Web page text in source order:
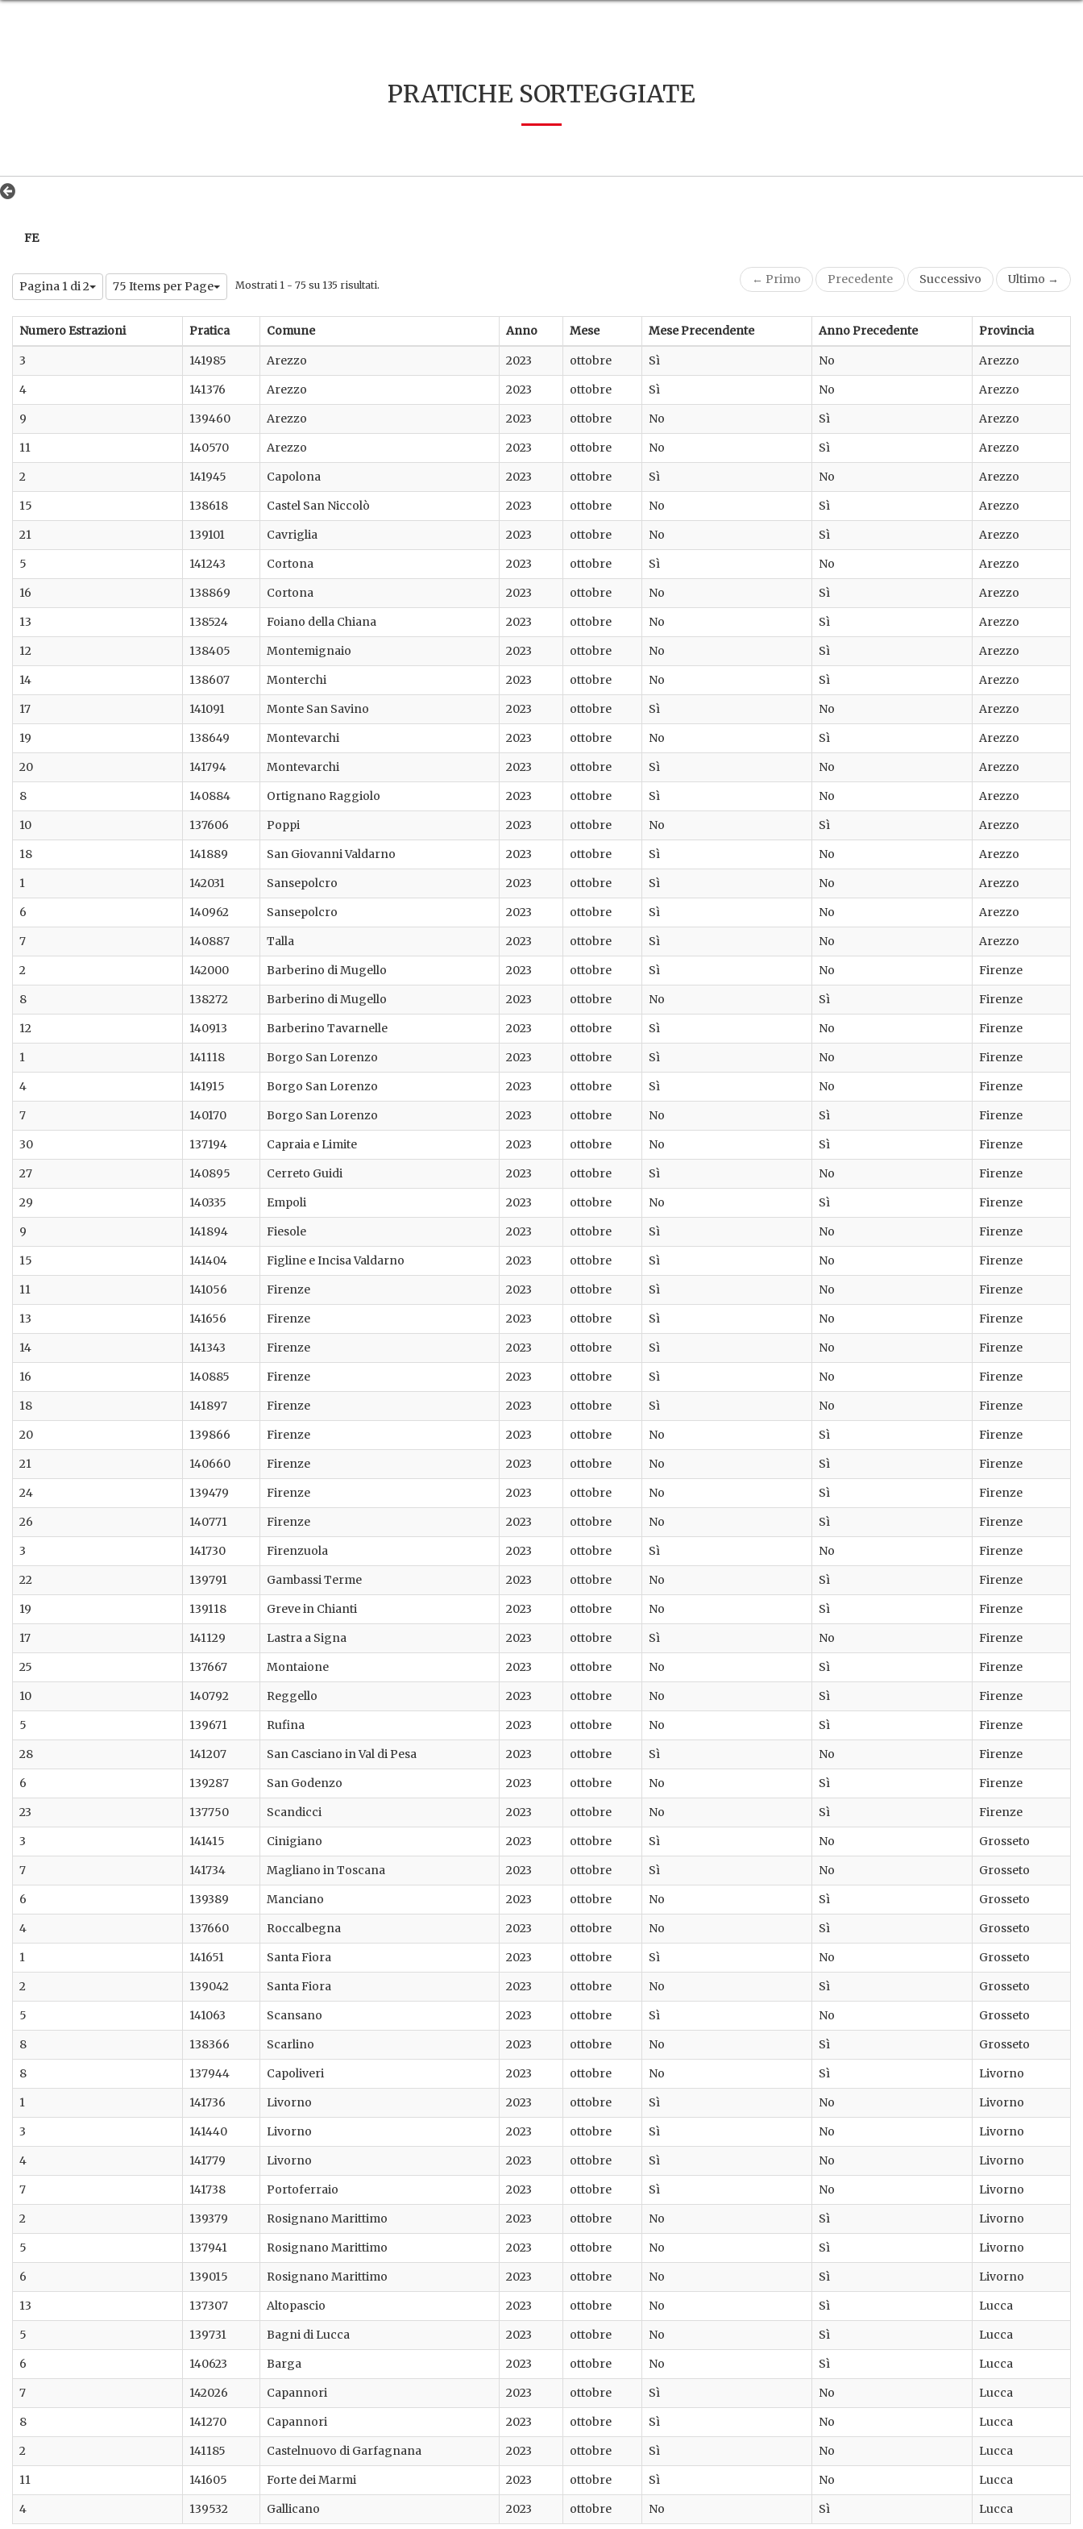
PRATICHE SORTEGGIATE
FE
Pagina 1 di 2 75 Items per Page Mostrati 1 - 75 su 135 risultati. ← Primo Precedente Successivo Ultimo →
Numero Estrazioni Pratica Comune Anno Mese Mese Precendente Anno Precedente Provincia
3 141985 Arezzo 2023 ottobre Sì No
Arezzo
4
141376 Arezzo 2023 ottobre Sì No
Arezzo
9
139460 Arezzo 2023 ottobre No Sì
Arezzo
11
140570 Arezzo 2023 ottobre No Sì
Arezzo
2
141945 Capolona 2023 ottobre Sì No
Arezzo
15
138618 Castel San Niccolò 2023 ottobre No Sì
Arezzo
21
139101 Cavriglia 2023 ottobre No Sì
Arezzo
5
141243 Cortona 2023 ottobre Sì No
Arezzo
16
138869 Cortona 2023 ottobre No Sì
Arezzo
13
138524 Foiano della Chiana 2023 ottobre No Sì
Arezzo
12
138405 Montemignaio 2023 ottobre No Sì
Arezzo
14
138607 Monterchi 2023 ottobre No Sì
Arezzo
17
141091 Monte San Savino 2023 ottobre Sì No
Arezzo
19
138649 Montevarchi 2023 ottobre No Sì
Arezzo
20
141794 Montevarchi 2023 ottobre Sì No
Arezzo
8
140884 Ortignano Raggiolo 2023 ottobre Sì No
Arezzo
10
137606 Poppi 2023 ottobre No Sì
Arezzo
18
141889 San Giovanni Valdarno 2023 ottobre Sì No
Arezzo
1
142031 Sansepolcro 2023 ottobre Sì No
Arezzo
6
140962 Sansepolcro 2023 ottobre Sì No
Arezzo
7
140887 Talla 2023 ottobre Sì No
Arezzo
2
142000 Barberino di Mugello 2023 ottobre Sì No
Firenze
8
138272 Barberino di Mugello 2023 ottobre No Sì
Firenze
12
140913 Barberino Tavarnelle 2023 ottobre Sì No
Firenze
1
141118 Borgo San Lorenzo 2023 ottobre Sì No
Firenze
4
141915 Borgo San Lorenzo 2023 ottobre Sì No
Firenze
7
140170 Borgo San Lorenzo 2023 ottobre No Sì
Firenze
30
137194 Capraia e Limite 2023 ottobre No Sì
Firenze
27
140895 Cerreto Guidi 2023 ottobre Sì No
Firenze
29
140335 Empoli 2023 ottobre No Sì
Firenze
9
141894 Fiesole 2023 ottobre Sì No
Firenze
15
141404 Figline e Incisa Valdarno 2023 ottobre Sì No
Firenze
11
141056 Firenze 2023 ottobre Sì No
Firenze
13
141656 Firenze 2023 ottobre Sì No
Firenze
14
141343 Firenze 2023 ottobre Sì No
Firenze
16
140885 Firenze 2023 ottobre Sì No
Firenze
18
141897 Firenze 2023 ottobre Sì No
Firenze
20
139866 Firenze 2023 ottobre No Sì
Firenze
21
140660 Firenze 2023 ottobre No Sì
Firenze
24
139479 Firenze 2023 ottobre No Sì
Firenze
26
140771 Firenze 2023 ottobre No Sì
Firenze
3
141730 Firenzuola 2023 ottobre Sì No
Firenze
22
139791 Gambassi Terme 2023 ottobre No Sì
Firenze
19
139118 Greve in Chianti 2023 ottobre No Sì
Firenze
17
141129 Lastra a Signa 2023 ottobre Sì No
Firenze
25
137667 Montaione 2023 ottobre No Sì
Firenze
10
140792 Reggello 2023 ottobre No Sì
Firenze
5
139671 Rufina 2023 ottobre No Sì
Firenze
28
141207 San Casciano in Val di Pesa 2023 ottobre Sì No
Firenze
6
139287 San Godenzo 2023 ottobre No Sì
Firenze
23
137750 Scandicci 2023 ottobre No Sì
Firenze
3
141415 Cinigiano 2023 ottobre Sì No
Grosseto
7
141734 Magliano in Toscana 2023 ottobre Sì No
Grosseto
6
139389 Manciano 2023 ottobre No Sì
Grosseto
4
137660 Roccalbegna 2023 ottobre No Sì
Grosseto
1
141651 Santa Fiora 2023 ottobre Sì No
Grosseto
2
139042 Santa Fiora 2023 ottobre No Sì
Grosseto
5
141063 Scansano 2023 ottobre Sì No
Grosseto
8
138366 Scarlino 2023 ottobre No Sì
Grosseto
8
137944 Capoliveri 2023 ottobre No Sì
Livorno
1
141736 Livorno 2023 ottobre Sì No
Livorno
3
141440 Livorno 2023 ottobre Sì No
Livorno
4
141779 Livorno 2023 ottobre Sì No
Livorno
7
141738 Portoferraio 2023 ottobre Sì No
Livorno
2
139379 Rosignano Marittimo 2023 ottobre No Sì
Livorno
5
137941 Rosignano Marittimo 2023 ottobre No Sì
Livorno
6
139015 Rosignano Marittimo 2023 ottobre No Sì
Livorno
13
137307 Altopascio 2023 ottobre No Sì
Lucca
5
139731 Bagni di Lucca 2023 ottobre No Sì
Lucca
6
140623 Barga 2023 ottobre No Sì
Lucca
7
142026 Capannori 2023 ottobre Sì No
Lucca
8
141270 Capannori 2023 ottobre Sì No
Lucca
2
141185 Castelnuovo di Garfagnana 2023 ottobre Sì No
Lucca
11
141605 Forte dei Marmi 2023 ottobre Sì No
Lucca
4
139532 Gallicano 2023 ottobre No Sì Lucca